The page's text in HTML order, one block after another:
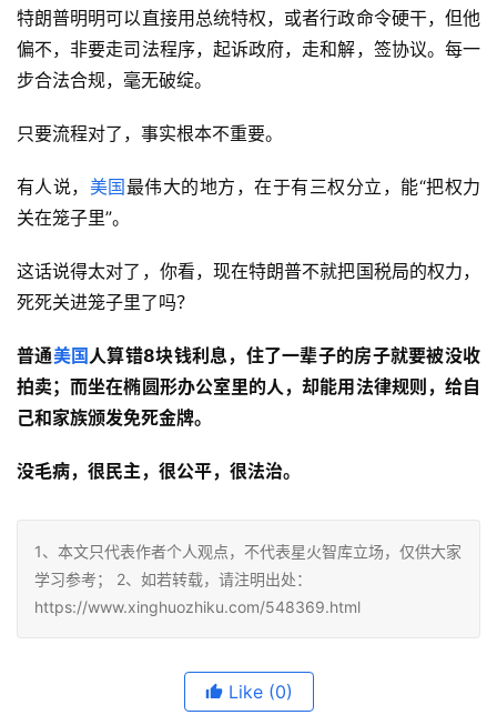
特朗普明明可以直接用总统特权，或者行政命令硬干，但他
偏不，非要走司法程序，起诉政府，走和解，签协议。每一
步合法合规，毫无破绽。
只要流程对了，事实根本不重要。
有人说， 美国最伟大的地方，在于有三权分立，能“把权力
关在笼子里”。
这话说得太对了，你看，现在特朗普不就把国税局的权力，
死死关进笼子里了吗？
普通美国人算错8块钱利息，住了一辈子的房子就要被没收
拍卖；而坐在椭圆形办公室里的人，却能用法律规则 ， 给自
己和家族颁发免死金牌。
没毛病，很民主，很公平，很法治。
1、本文只代表作者个人观点，不代表星火智库立场，仅供大家
学习参考； 2、如若转载，请注明出处：
https://www.xinghuozhiku.com/548369.html
Like (0)